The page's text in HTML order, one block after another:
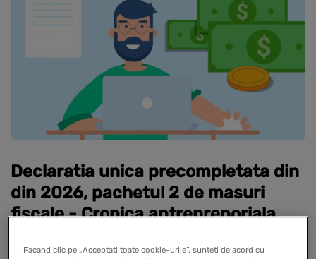
Declaratia unica precompletata din
din 2026, pachetul 2 de masuri
fiscale - Cronica antreprenoriala
27 noiembrie 2025
Facand clic pe „Acceptati toate cookie-urile”, sunteti de acord cu